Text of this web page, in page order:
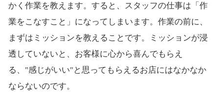
かく作業を教えます。すると、スタッフの仕事は「作
業をこなすこと」になってしまいます。作業の前に、
まずはミッションを教えることです。ミッションが浸
透していないと、お客様に心から喜んでもらえ
る、"感じがいい"と思ってもらえるお店にはなかなか
ならないのです。